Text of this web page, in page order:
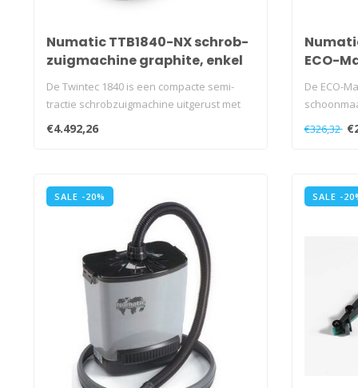
Numatic TTB1840-NX schrob-
zuigmachine graphite, enkel
batterij
De Twintec 1840 is een compacte semi-
tractie schrobzuigmachine uitgerust met
een..
€4.492,26
ECO-
De ECO-
€326,32
SALE -20% SALE -